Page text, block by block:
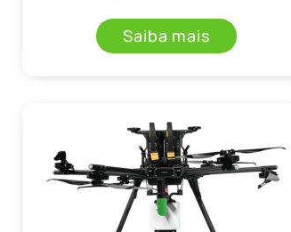
Saiba mais